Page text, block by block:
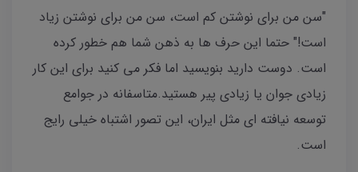
"سن من برای نوشتن کم است، سن من برای نوشتن زیاد
است!" حتما این حرف ها به ذهن شما هم خطور کرده
است. دوست دارید بنویسید اما فکر می کنید برای این کار
زیادی جوان یا زیادی پیر هستید.متاسفانه در جوامع
توسعه نیافته ای مثل ایران، این تصور اشتباه خیلی رایج
است.